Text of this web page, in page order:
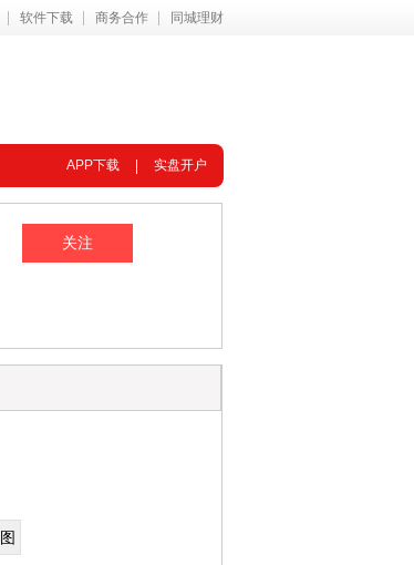
软件下载 商务合作 同城理财
APP下载 实盘开户